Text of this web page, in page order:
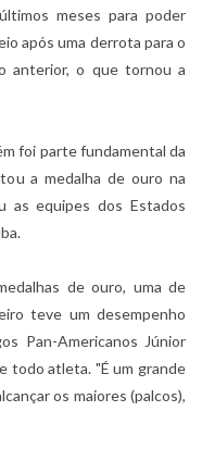
meses para poder
após uma derrota para o
anterior, o que tornou a
foi parte fundamental da
a medalha de ouro na
as equipes dos Estados
de ouro, uma de
teve um desempenho
Pan-Americanos Júnior
todo atleta. "É um grande
os maiores (palcos),